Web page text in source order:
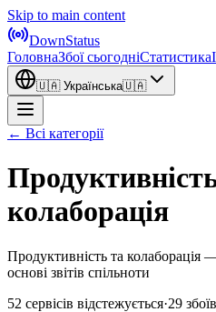
Skip to main content
DownStatus
ГоловнаЗбої сьогодніСтатистика
🇺🇦 Українська🇺🇦
← Всі категорії
колаборація
Продуктивність та колаборація
основі звітів спільноти
52 сервісів відстежується·29